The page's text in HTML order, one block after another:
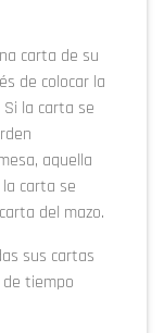
carta de su
de colocar la
la carta se
aquella
carta se
del mazo.
sus cartas
tiempo